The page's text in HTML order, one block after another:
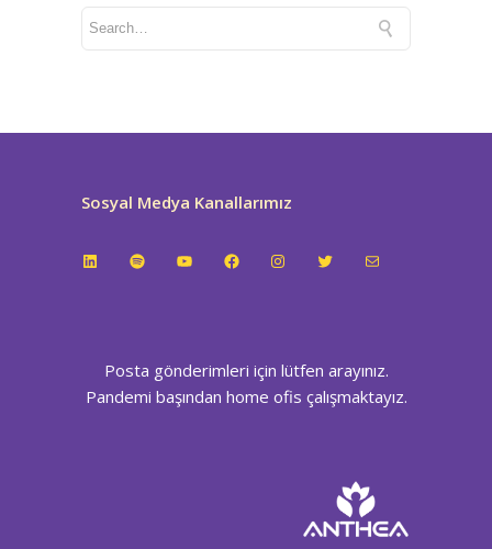
Sosyal Medya Kanallarımız
LinkedInSpotifyYouTubeFacebookInstagramTwitterE-posta
Posta gönderimleri için lütfen arayınız.
Pandemi başından home ofis çalışmaktayız.